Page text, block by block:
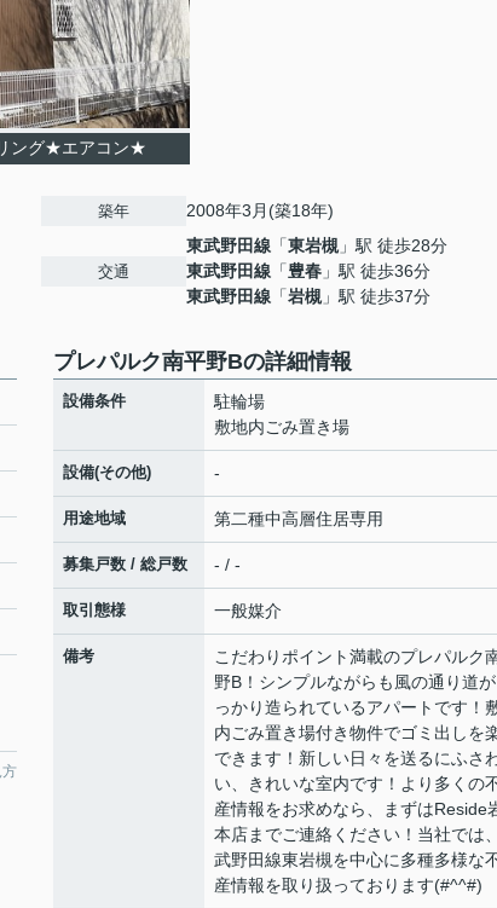
ング★エアコン★
築年 2008年3月(築18年)
交通
東武野田線 「東岩槻 」駅 徒歩28分
東武野田線 「豊春 」駅 徒歩36分
東武野田線 「岩槻 」駅 徒歩37分
プレパルク南平野Bの詳細情報
設備条件
駐輪場
敷地内ごみ置き場
設備(その他) -
用途地域 第二種中高層住居専用
募集戸数 / 総戸数 - / -
取引態様 一般媒介
備考
こだわりポイント満載のプレパルク
野B！シンプルながらも風の通り道が
っかり造られているアパートです！
内ごみ置き場付き物件でゴミ出しを
できます！新しい日々を送るにふさ
い、きれいな室内です！より多くの
産情報をお求めなら、まずはReside
本店までご連絡ください！当社では
武野田線東岩槻を中心に多種多様な
産情報を取り扱っております(#^^#)